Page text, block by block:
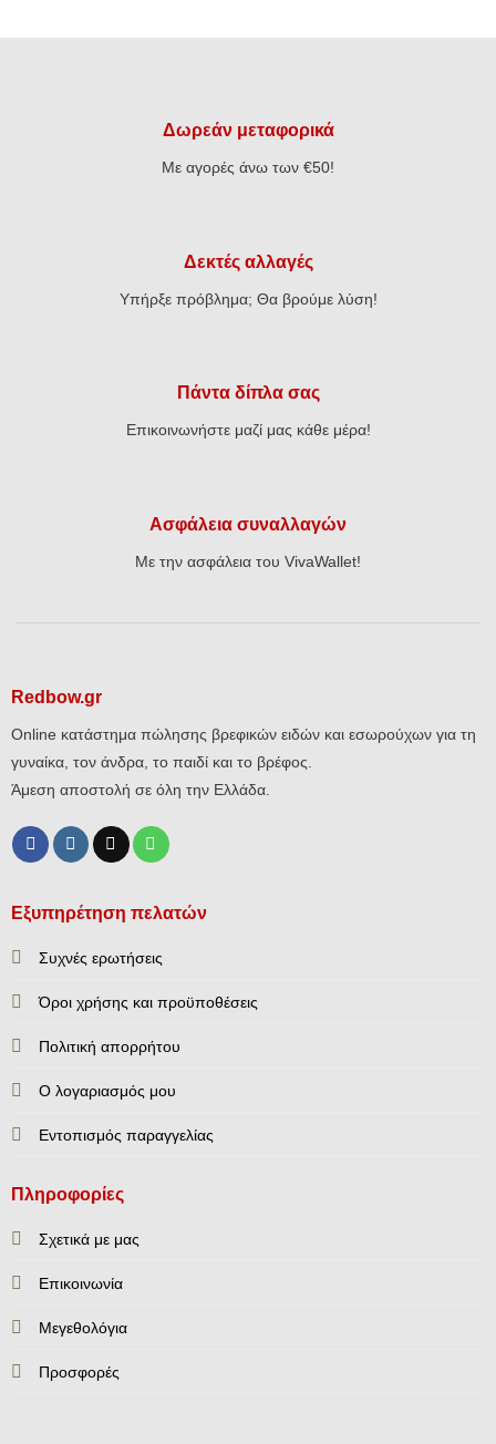
Δωρεάν μεταφορικά
Με αγορές άνω των €50!
Δεκτές αλλαγές
Υπήρξε πρόβλημα; Θα βρούμε λύση!
Πάντα δίπλα σας
Επικοινωνήστε μαζί μας κάθε μέρα!
Ασφάλεια συναλλαγών
Με την ασφάλεια του VivaWallet!
Redbow.gr
Online κατάστημα πώλησης βρεφικών ειδών και εσωρούχων για τη
γυναίκα, τον άνδρα, το παιδί και το βρέφος.
Άμεση αποστολή σε όλη την Ελλάδα.
Εξυπηρέτηση πελατών
Συχνές ερωτήσεις
Όροι χρήσης και προϋποθέσεις
Πολιτική απορρήτου
Ο λογαριασμός μου
Εντοπισμός παραγγελίας
Πληροφορίες
Σχετικά με μας
Επικοινωνία
Mεγεθολόγια
Προσφορές